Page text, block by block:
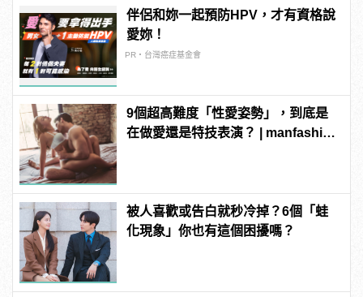
伴侶和妳一起預防HPV，才有資格說
愛妳！
PR・台灣癌症基金會
9個超高難度「性愛姿勢」，到底是
在做愛還是特技表演？ | manfashion
被人喜歡或告白就秒冷掉？6個「蛙
化現象」你也有這個困擾嗎？